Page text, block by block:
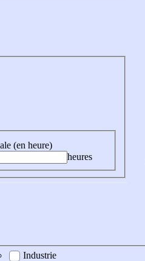
(en heure)
heures
Industrie